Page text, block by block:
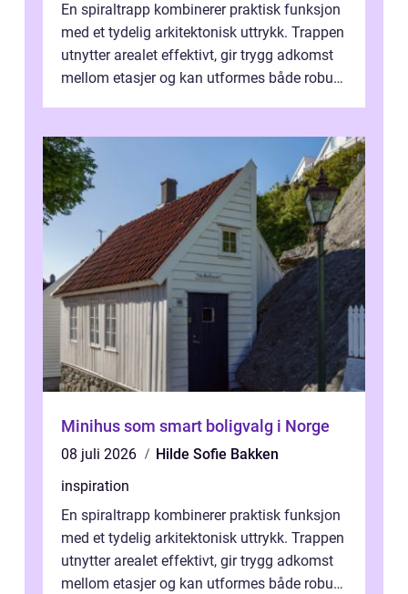
En spiraltrapp kombinerer praktisk funksjon
med et tydelig arkitektonisk uttrykk. Trappen
utnytter arealet effektivt, gir trygg adkomst
mellom etasjer og kan utformes både robust
Minihus som smart boligvalg i Norge
08 juli 2026
Hilde Sofie Bakken
inspiration
En spiraltrapp kombinerer praktisk funksjon
med et tydelig arkitektonisk uttrykk. Trappen
utnytter arealet effektivt, gir trygg adkomst
mellom etasjer og kan utformes både robust